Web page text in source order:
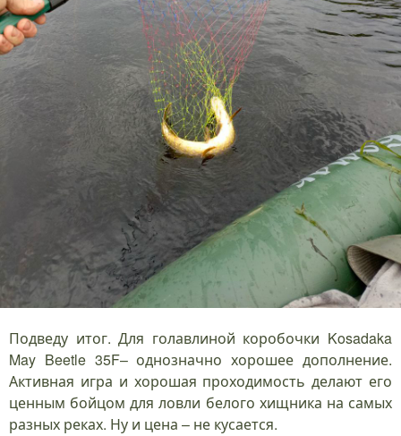
Подведу итог. Для голавлиной коробочки Kosadaka
May Beetle 35F– однозначно хорошее дополнение.
Активная игра и хорошая проходимость делают его
ценным бойцом для ловли белого хищника на самых
разных реках. Ну и цена – не кусается.